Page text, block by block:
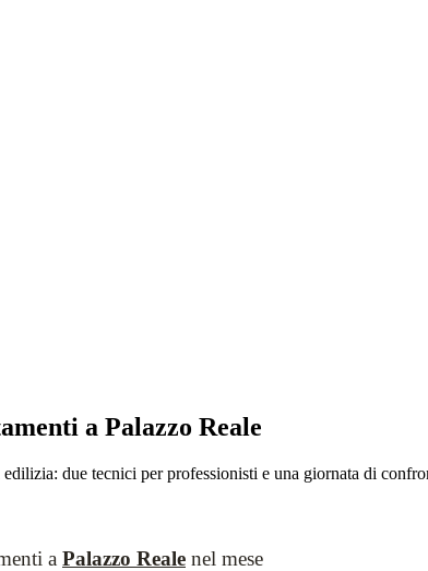
a Palazzo Reale
due tecnici per professionisti e una giornata di
a Palazzo Reale nel mese